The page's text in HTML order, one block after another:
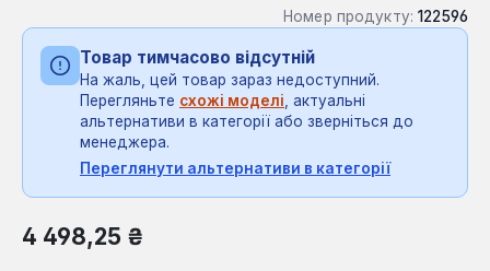
Номер продукту: 122596
Товар тимчасово відсутній
На жаль, цей товар зараз недоступний.
Перегляньте схожі моделі , актуальні
альтернативи в категорії або зверніться до
менеджера.
Переглянути альтернативи в категорії
Звичайна ціна:
4 498,25 ₴